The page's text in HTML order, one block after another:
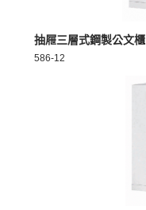
抽屜三層式鋼製公文櫃
586-12